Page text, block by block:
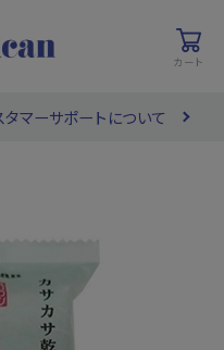
カート
マーサポートについて